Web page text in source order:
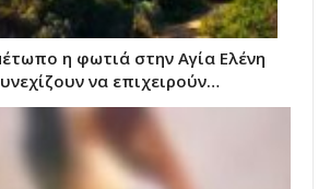
η φωτιά στην Αγία Ελένη
να επιχειρούν…